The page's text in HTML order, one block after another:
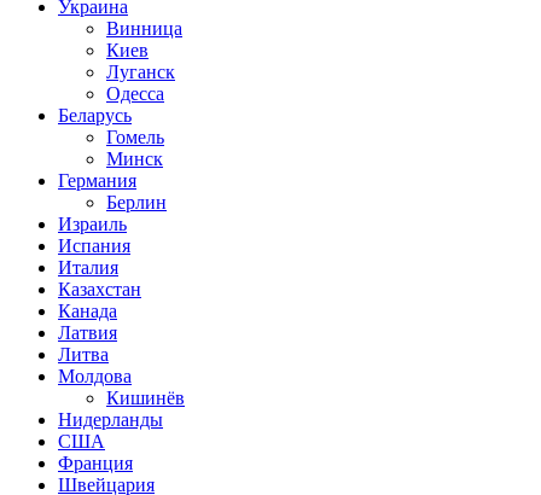
Украина
Винница
Киев
Луганск
Одесса
Беларусь
Гомель
Минск
Германия
Берлин
Израиль
Испания
Италия
Казахстан
Канада
Латвия
Литва
Молдова
Кишинёв
Нидерланды
США
Франция
Швейцария